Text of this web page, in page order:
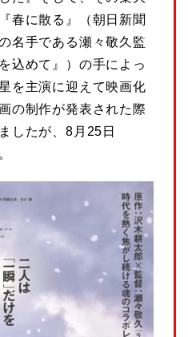
春に散る』（朝日新聞
名手である瀬々敬久監
込めて』）の手によっ
を主演に迎えて映画化
の制作が発表された際
したが、8月25日